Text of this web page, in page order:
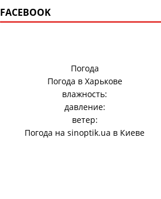
FACEBOOK
Погода
Погода в Харькове
влажность:
давление:
ветер:
Погода наsinoptik.ua в Киеве